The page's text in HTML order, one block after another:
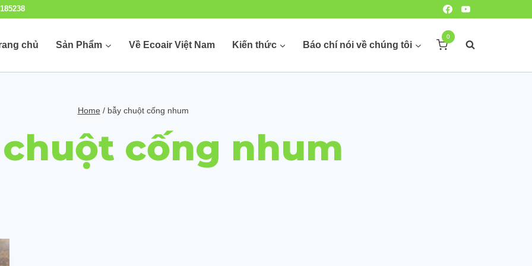
chủ Sản Phẩm Về Ecoair Việt Nam Kiến thức Báo chí nói về chúng tôi
0
Home / bẫy chuột cống nhum
cống nhum